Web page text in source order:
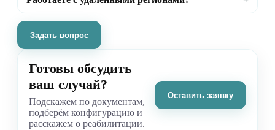
Задать вопрос
Готовы обсудить
ваш случай?
Подскажем по документам,
подберём конфигурацию и
расскажем о реабилитации.
Оставить заявку